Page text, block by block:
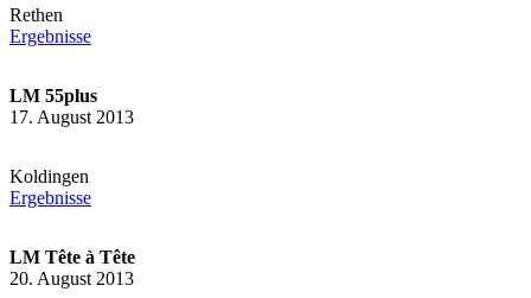
Rethen
Ergebnisse
LM 55plus
17. August 2013
Koldingen
Ergebnisse
LM Tête à Tête
20. August 2013